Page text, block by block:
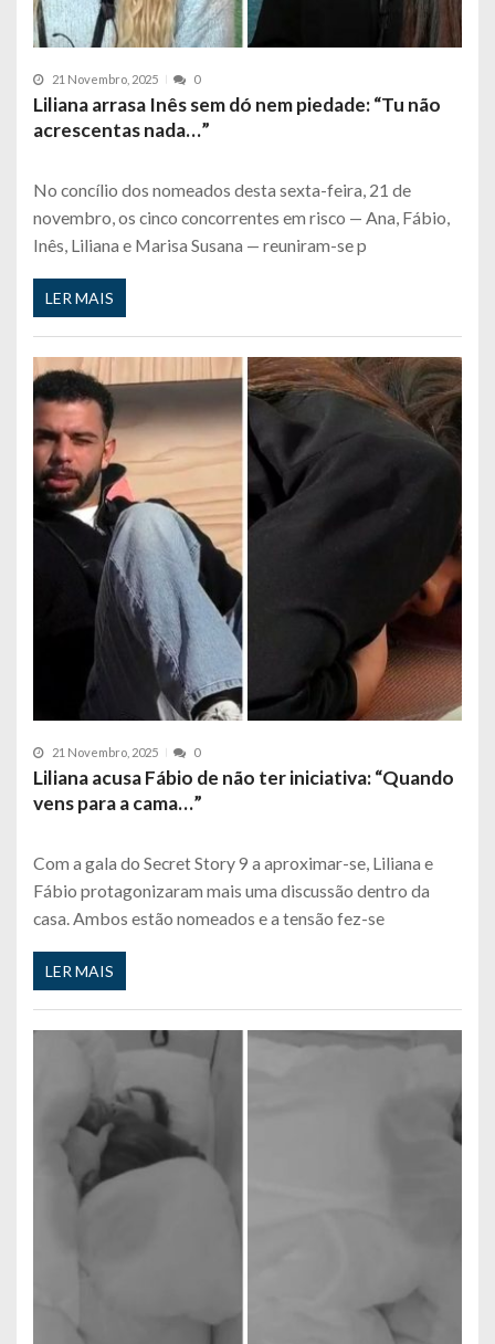
21 Novembro, 2025 0
Liliana arrasa Inês sem dó nem piedade: “Tu não
acrescentas nada…”
No concílio dos nomeados desta sexta-feira, 21 de
novembro, os cinco concorrentes em risco — Ana, Fábio,
Inês, Liliana e Marisa Susana — reuniram-se p
LER MAIS
21 Novembro, 2025 0
Liliana acusa Fábio de não ter iniciativa: “Quando
vens para a cama…”
Com a gala do Secret Story 9 a aproximar-se, Liliana e
Fábio protagonizaram mais uma discussão dentro da
casa. Ambos estão nomeados e a tensão fez-se
LER MAIS